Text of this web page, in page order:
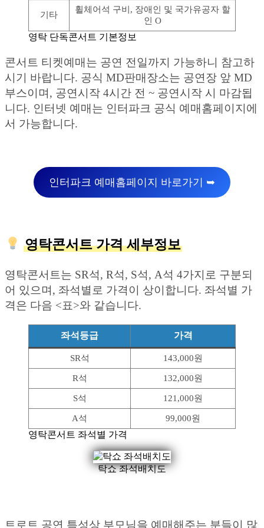
기타
휠체어석 구비, 장애인 및 국가유공자 할
인 O
영탁 단독콘서트 기본정보
콘서트 티켓예매는 공연 전일까지 가능하니 참고하
시기 바랍니다. 공식 MD판매장소는 공연장 앞 MD
부스이며, 공연시작 4시간 전 ~ 공연시작 시 마감됩
니다. 인터넷 예매는 인터파크 공식 예매홈페이지에
서 가능합니다.
인터파크 예매홈페이지 바로가기 ➥
영탁콘서트 가격 세부정보
영탁콘서트는 SR석, R석, S석, A석 4가지로 구분되
어 있으며, 좌석별로 가격이 상이합니다. 좌석별 가
격은 다음 <표>와 같습니다.
좌석등급 가격
SR석 143,000원
R석 132,000원
S석 121,000원
A석 99,000원
영탁콘서트 좌석별 가격
탁쇼 좌석배치도
트로트 공연 특성상 부모님을 예매해주는 분들이 많